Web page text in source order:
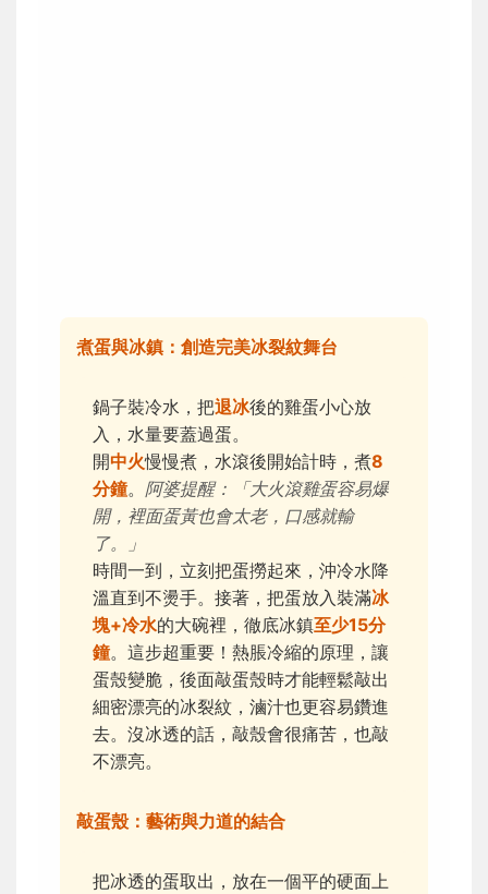
煮蛋與冰鎮：創造完美冰裂紋舞台
鍋子裝冷水，把退冰後的雞蛋小心放
入，水量要蓋過蛋。
開中火慢慢煮，水滾後開始計時，煮8
分鐘。 阿婆提醒：「大火滾雞蛋容易爆
開，裡面蛋黃也會太老，口感就輸
了。」
時間一到，立刻把蛋撈起來，沖冷水降
溫直到不燙手。接著，把蛋放入裝滿冰
塊+冷水的大碗裡，徹底冰鎮至少15分
鐘。這步超重要！熱脹冷縮的原理，讓
蛋殼變脆，後面敲蛋殼時才能輕鬆敲出
細密漂亮的冰裂紋，滷汁也更容易鑽進
去。沒冰透的話，敲殼會很痛苦，也敲
不漂亮。
敲蛋殼：藝術與力道的結合
把冰透的蛋取出，放在一個平的硬面上